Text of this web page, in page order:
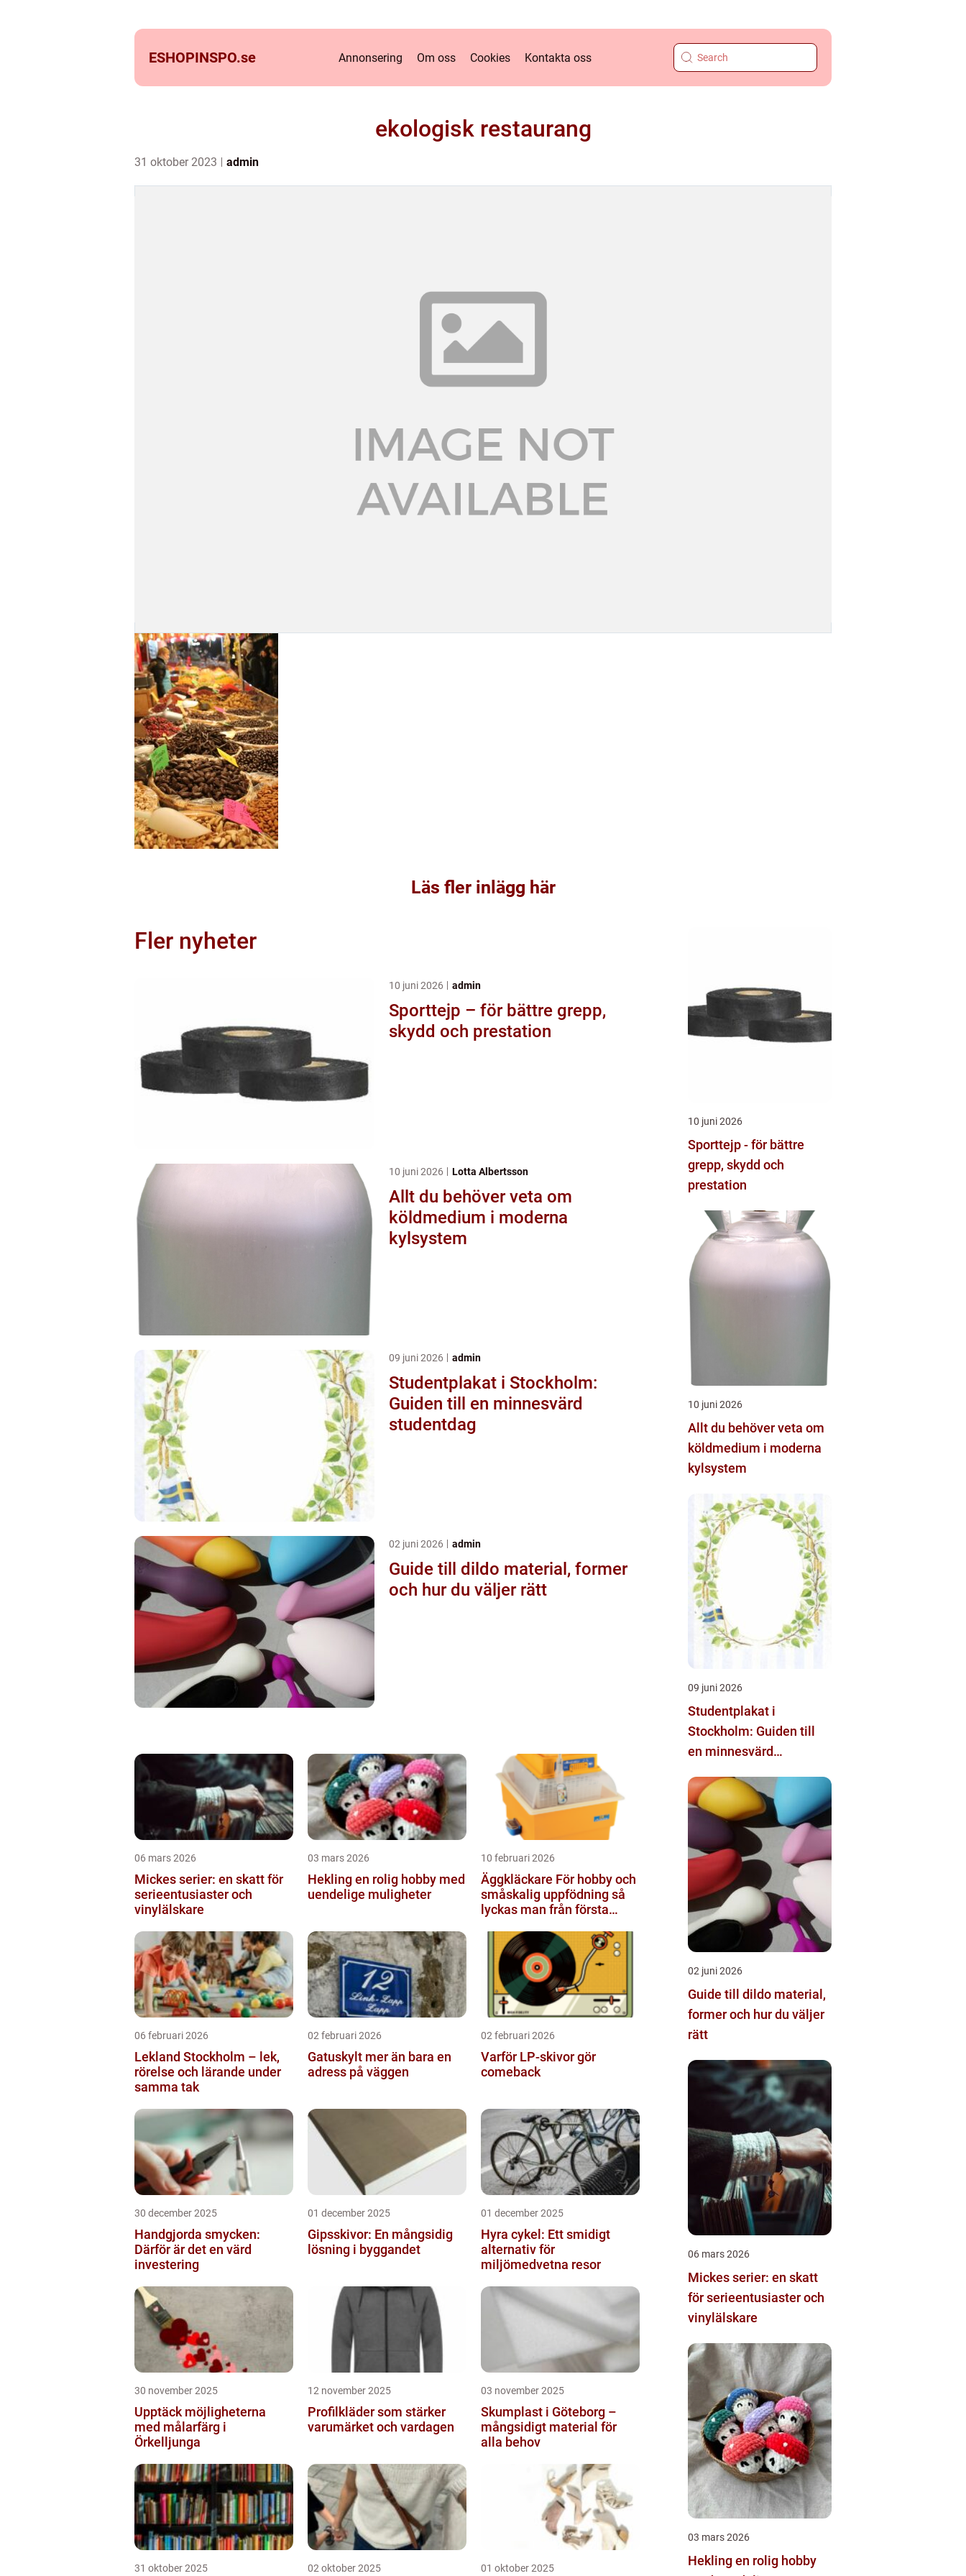
ESHOPINSPO.se Annonsering Om oss Cookies Kontakta oss
ekologisk restaurang
31 oktober 2023 admin
Läs fler inlägg här
Fler nyheter
10 juni 2026 admin
Sporttejp – för bättre grepp,
skydd och prestation
10 juni 2026 Lotta Albertsson
Allt du behöver veta om
köldmedium i moderna
kylsystem
09 juni 2026 admin
Studentplakat i Stockholm:
Guiden till en minnesvärd
studentdag
02 juni 2026 admin
Guide till dildo material, former
och hur du väljer rätt
06 mars 2026
Mickes serier: en skatt för
serieentusiaster och
vinylälskare
03 mars 2026
Hekling en rolig hobby med
uendelige muligheter
10 februari 2026
Äggkläckare För hobby och
småskalig uppfödning så
lyckas man från första
06 februari 2026
Lekland Stockholm – lek,
rörelse och lärande under
samma tak
02 februari 2026
Gatuskylt mer än bara en
adress på väggen
02 februari 2026
Varför LP-skivor gör
comeback
30 december 2025
Handgjorda smycken:
Därför är det en värd
investering
01 december 2025
Gipsskivor: En mångsidig
lösning i byggandet
01 december 2025
Hyra cykel: Ett smidigt
alternativ för
miljömedvetna resor
30 november 2025
Upptäck möjligheterna
med målarfärg i
Örkelljunga
12 november 2025
Profilkläder som stärker
varumärket och vardagen
03 november 2025
Skumplast i Göteborg –
mångsidigt material för
alla behov
31 oktober 2025 02 oktober 2025 01 oktober 2025
10 juni 2026
Sporttejp - för bättre
grepp, skydd och
prestation
10 juni 2026
Allt du behöver veta om
köldmedium i moderna
kylsystem
09 juni 2026
Studentplakat i
Stockholm: Guiden till
en minnesvärd
02 juni 2026
Guide till dildo material,
former och hur du väljer
rätt
06 mars 2026
Mickes serier: en skatt
för serieentusiaster och
vinylälskare
03 mars 2026
Hekling en rolig hobby